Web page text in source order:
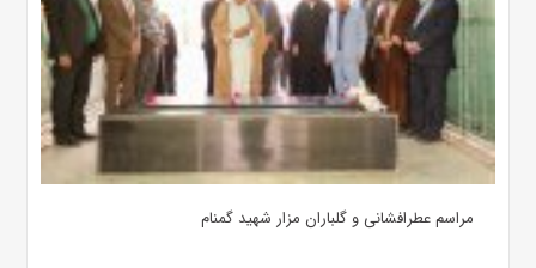
مراسم عطرافشانی و گلباران مزار شهید گمنام